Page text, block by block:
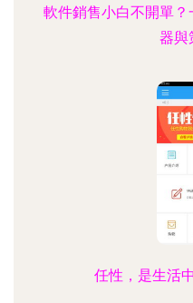
軟件銷售小白不開單
器與
任性，是生活